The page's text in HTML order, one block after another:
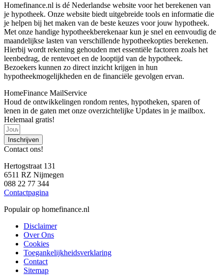
Homefinance.nl is dé Nederlandse website voor het berekenen van
je hypotheek. Onze website biedt uitgebreide tools en informatie die
je helpen bij het maken van de beste keuzes voor jouw hypotheek.
Met onze handige hypotheekberekenaar kun je snel en eenvoudig de
maandelijkse lasten van verschillende hypotheekopties berekenen.
Hierbij wordt rekening gehouden met essentiële factoren zoals het
leenbedrag, de rentevoet en de looptijd van de hypotheek.
Bezoekers kunnen zo direct inzicht krijgen in hun
hypotheekmogelijkheden en de financiële gevolgen ervan.
HomeFinance MailService
Houd de ontwikkelingen rondom rentes, hypotheken, sparen of
lenen in de gaten met onze overzichtelijke Updates in je mailbox.
Helemaal gratis!
Inschrijven
Contact ons!
Hertogstraat 131
6511 RZ Nijmegen
088 22 77 344
Contactpagina
Populair op homefinance.nl
Disclaimer
Over Ons
Cookies
Toegankelijkheidsverklaring
Contact
Sitemap